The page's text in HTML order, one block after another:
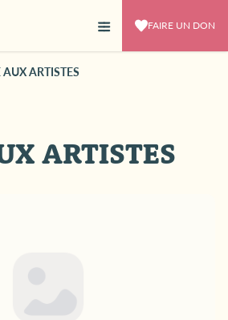
FAIRE UN DON
AUX ARTISTES
ARTISTES